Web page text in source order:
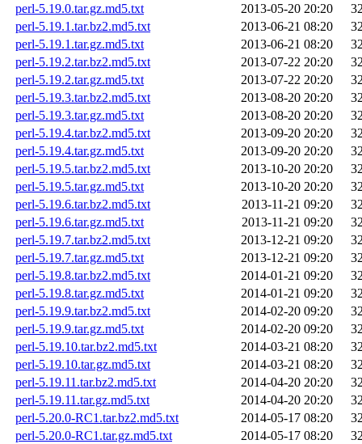
perl-5.19.0.tar.gz.md5.txt
2013-05-20 20:20
perl-5.19.1.tar.bz2.md5.txt
2013-06-21 08:20
perl-5.19.1.tar.gz.md5.txt
2013-06-21 08:20
perl-5.19.2.tar.bz2.md5.txt
2013-07-22 20:20
perl-5.19.2.tar.gz.md5.txt
2013-07-22 20:20
perl-5.19.3.tar.bz2.md5.txt
2013-08-20 20:20
perl-5.19.3.tar.gz.md5.txt
2013-08-20 20:20
perl-5.19.4.tar.bz2.md5.txt
2013-09-20 20:20
perl-5.19.4.tar.gz.md5.txt
2013-09-20 20:20
perl-5.19.5.tar.bz2.md5.txt
2013-10-20 20:20
perl-5.19.5.tar.gz.md5.txt
2013-10-20 20:20
perl-5.19.6.tar.bz2.md5.txt
2013-11-21 09:20
perl-5.19.6.tar.gz.md5.txt
2013-11-21 09:20
perl-5.19.7.tar.bz2.md5.txt
2013-12-21 09:20
perl-5.19.7.tar.gz.md5.txt
2013-12-21 09:20
perl-5.19.8.tar.bz2.md5.txt
2014-01-21 09:20
perl-5.19.8.tar.gz.md5.txt
2014-01-21 09:20
perl-5.19.9.tar.bz2.md5.txt
2014-02-20 09:20
perl-5.19.9.tar.gz.md5.txt
2014-02-20 09:20
perl-5.19.10.tar.bz2.md5.txt
2014-03-21 08:20
perl-5.19.10.tar.gz.md5.txt
2014-03-21 08:20
perl-5.19.11.tar.bz2.md5.txt
2014-04-20 20:20
perl-5.19.11.tar.gz.md5.txt
2014-04-20 20:20
perl-5.20.0-RC1.tar.bz2.md5.txt
2014-05-17 08:20
perl-5.20.0-RC1.tar.gz.md5.txt
2014-05-17 08:20